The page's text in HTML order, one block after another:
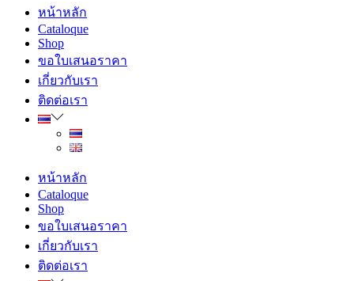
หน้าหลัก
Cataloque
Shop
ขอใบเสนอราคา
เกี่ยวกับเรา
ติดต่อเรา
หน้าหลัก
Cataloque
Shop
ขอใบเสนอราคา
เกี่ยวกับเรา
ติดต่อเรา